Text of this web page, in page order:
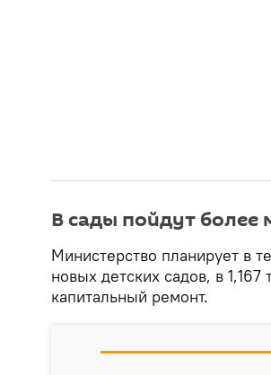
В сады пойдут более
Министерство планирует в
новых детских садов, в
капитальный ремонт.